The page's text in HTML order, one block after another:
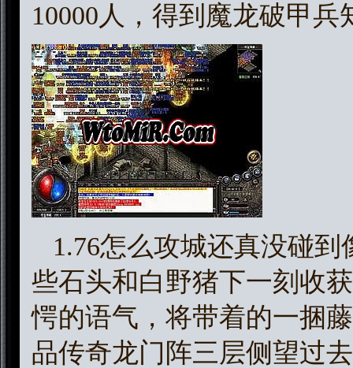
10000人，得到魔龙破甲
1.76怎么攻城还真没碰到
些石头和白野猪下一刻收
愕的语气，将带着的一捆
品传奇龙门阵三层侧望过